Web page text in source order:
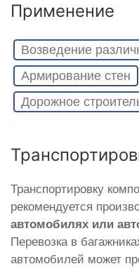
Применение
Возведение
Армирование стен
Дорожное
Транспортировку
рекомендуется
автомобилях или
Перевозка в
автомобилей может